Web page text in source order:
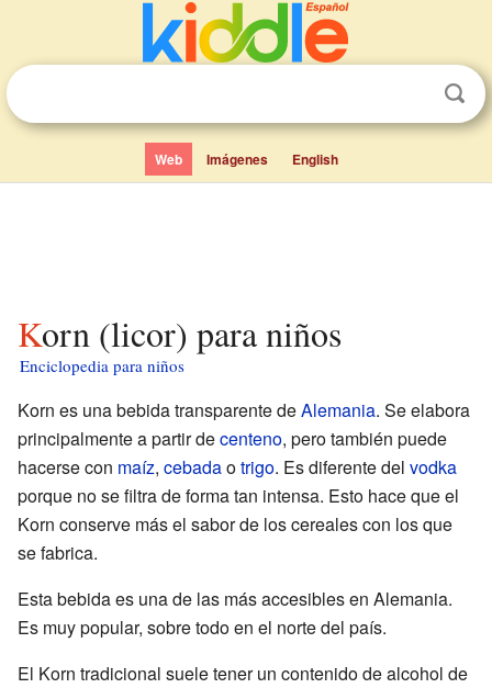
Web Imágenes English
Korn (licor) para niños
Enciclopedia para niños
Korn es una bebida transparente deAlemania. Se elabora
principalmente a partir decenteno, pero también puede
hacerse con maíz, cebadaotrigo. Es diferente del vodka
porque no se filtra de forma tan intensa. Esto hace que el
Korn conserve más el sabor de los cereales con los que
se fabrica.
Esta bebida es una de las más accesibles en Alemania.
Es muy popular, sobre todo en el norte del país.
El Korn tradicional suele tener un contenido de alcohol de